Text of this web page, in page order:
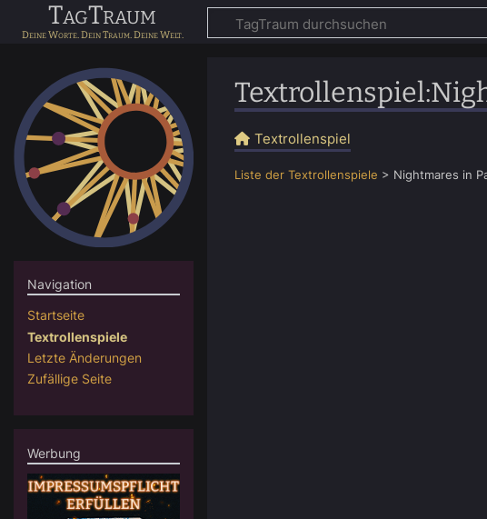
TagTraum
Textrollenspiel:
Textrollenspiel
Liste der Textrollenspiele > Nightmares in
Navigation
Startseite
Textrollenspiele
Letzte Änderungen
Zufällige Seite
Werbung